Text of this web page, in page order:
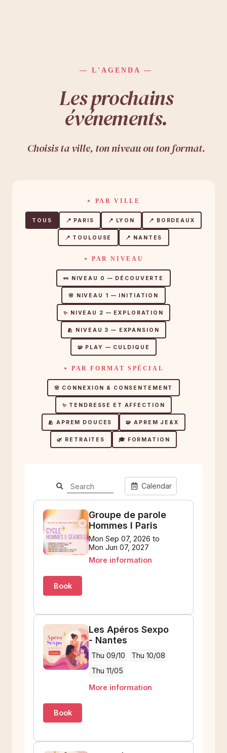
— L'AGENDA —
Les prochains
événements.
Choisis ta ville, ton niveau ou ton format.
⋆ PAR VILLE
TOUS 📍 PARIS 📍 LYON 📍 BORDEAUX
📍 TOULOUSE 📍 NANTES
⋆ PAR NIVEAU
👀 NIVEAU 0 — DÉCOUVERTE
🌸 NIVEAU 1 — INITIATION
✨ NIVEAU 2 — EXPLORATION
🫂 NIVEAU 3 — EXPANSION
🧩 PLAY — CULDIQUE
⋆ PAR FORMAT SPÉCIAL
🌸 CONNEXION & CONSENTEMENT
✨ TENDRESSE ET AFFECTION
🫂 APREM DOUCES 🧩 APREM JE&X
🌿 RETRAITES 🎓 FORMATION